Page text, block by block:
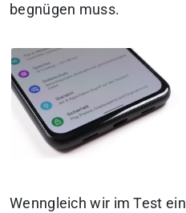
begnügen muss.
Wenngleich wir im Test